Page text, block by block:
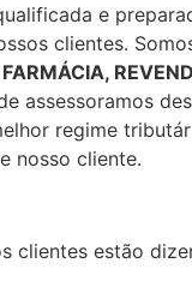
e
clientes.
FARMÁCIA,
assessoramos
regime
nosso cliente.
clientes estão